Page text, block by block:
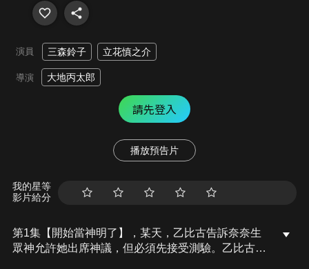
演員 三森鈴子 立花慎之介
導演 大地丙太郎
請先登入
播放預告片
我的星等
影片給分
第1集【開始當神明了】，某天，乙比古告訴奈奈生
眾神允許她出席神議，但必須先接受測驗。乙比古自